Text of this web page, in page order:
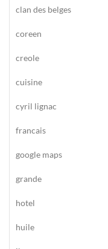
clan des belges
coreen
creole
cuisine
cyril lignac
francais
google maps
grande
hotel
huile